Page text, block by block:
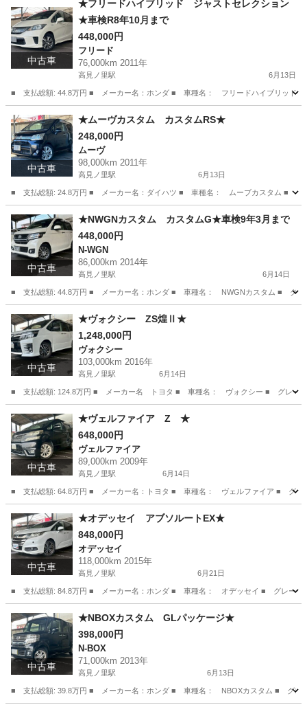
中古車
★フリードハイブリッド ジャストセレクション
★車検R8年10月まで
448,000円
フリード
76,000km 2011年
高見ノ里駅 6月13日
■ 支払総額: 44.8万円 ■ メーカー名：ホンダ ■ 車種名： フリードハイブリッド
大阪 松原市 高見ノ里駅 フリード 預かり金
中古車
★ムーヴカスタム カスタムRS★
248,000円
ムーヴ
98,000km 2011年
高見ノ里駅 6月13日
■ 支払総額: 24.8万円 ■ メーカー名：ダイハツ ■ 車種名： ムーブカスタム ■ グ
大阪 松原市 高見ノ里駅 ムーヴ 預かり金
中古車
★NWGNカスタム カスタムG★車検9年3月まで
448,000円
N-WGN
86,000km 2014年
高見ノ里駅 6月14日
■ 支払総額: 44.8万円 ■ メーカー名：ホンダ ■ 車種名： NWGNカスタム ■ グ
大阪 松原市 高見ノ里駅 N-WGN
中古車
★ヴォクシー ZS煌Ⅱ★
1,248,000円
ヴォクシー
103,000km 2016年
高見ノ里駅 6月14日
■ 支払総額: 124.8万円 ■ メーカー名 トヨタ ■ 車種名： ヴォクシー ■ グレー
大阪 松原市 高見ノ里駅 ヴォクシー
中古車
★ヴェルファイア Z ★
648,000円
ヴェルファイア
89,000km 2009年
高見ノ里駅 6月14日
■ 支払総額: 64.8万円 ■ メーカー名：トヨタ ■ 車種名： ヴェルファイア ■ グ
大阪 松原市 高見ノ里駅 ヴェルファイア 預かり金
中古車
★オデッセイ アブソルートEX★
848,000円
オデッセイ
118,000km 2015年
高見ノ里駅 6月21日
■ 支払総額: 84.8万円 ■ メーカー名：ホンダ ■ 車種名： オデッセイ ■ グレー
大阪 松原市 高見ノ里駅 オデッセイ アブソルート
中古車
★NBOXカスタム GLパッケージ★
398,000円
N-BOX
71,000km 2013年
高見ノ里駅 6月13日
■ 支払総額: 39.8万円 ■ メーカー名：ホンダ ■ 車種名： NBOXカスタム ■ グレ